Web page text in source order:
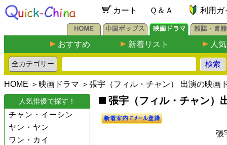
カート Ｑ＆Ａ 利用ガ
おすすめ 新着リスト 人
HOME ＞ 映画ドラマ ＞張宇（フィル・チャン） 出演の映画
人気俳優で探す！
チャン・イーシン
ヤン・ヤン
ワン・カイ
張宇（フィル・チャン）
張